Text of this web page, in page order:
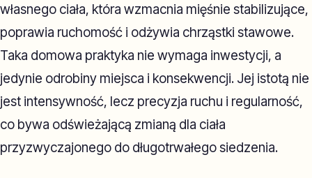
własnego ciała, która wzmacnia mięśnie stabilizujące,
poprawia ruchomość i odżywia chrząstki stawowe.
Taka domowa praktyka nie wymaga inwestycji, a
jedynie odrobiny miejsca i konsekwencji. Jej istotą nie
jest intensywność, lecz precyzja ruchu i regularność,
co bywa odświeżającą zmianą dla ciała
przyzwyczajonego do długotrwałego siedzenia.